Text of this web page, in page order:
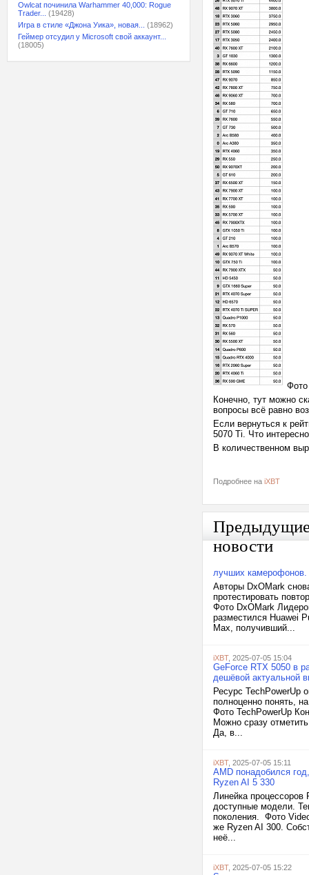
Owlcat починила Warhammer 40,000: Rogue
Trader...
(19428)
Игра в стиле «Джона Уика», новая...
(18962)
Геймер отсудил у Microsoft свой аккаунт...
(18005)
Фото
Конечно, тут можно
вопросы всё равно
Если вернуться к
5070 Ti. Что
В количественном
Подробнее на iXBT
новости
лучших камерофонов.
Авторы DxOMark
протестировать
Фото DxOMark
разместился Huawei
Max, получивший...
iXBT, 2025-07-05 15:04
GeForce RTX 5050 в
дешёвой актуальной
Ресурс TechPowerUp
полноценно понять,
Фото TechPowerUp
Можно сразу
Да, в...
iXBT, 2025-07-05 15:11
AMD понадобился
Ryzen AI 5 330
Линейка процессоров
доступные модели.
поколения. Фото
же Ryzen AI 300.
неё...
iXBT, 2025-07-05 15:22